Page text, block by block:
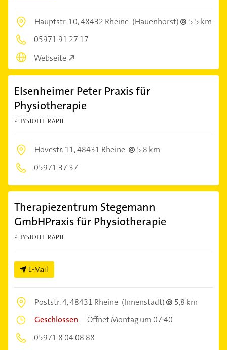
Hauptstr. 10,48432 Rheine (Hauenhorst)
5,5 km
05971 91 27 17
Webseite
Elsenheimer Peter Praxis für
Physiotherapie
PHYSIOTHERAPIE
Hovestr. 11,48431 Rheine
5,8 km
05971 37 37
Therapiezentrum Stegemann
GmbHPraxis für Physiotherapie
PHYSIOTHERAPIE
E-Mail
Poststr. 4,48431 Rheine (Innenstadt)
5,8 km
Geschlossen –Öffnet Montag um 07:40
05971 8 04 08 88